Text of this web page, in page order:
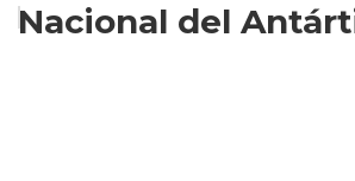
Nacional del